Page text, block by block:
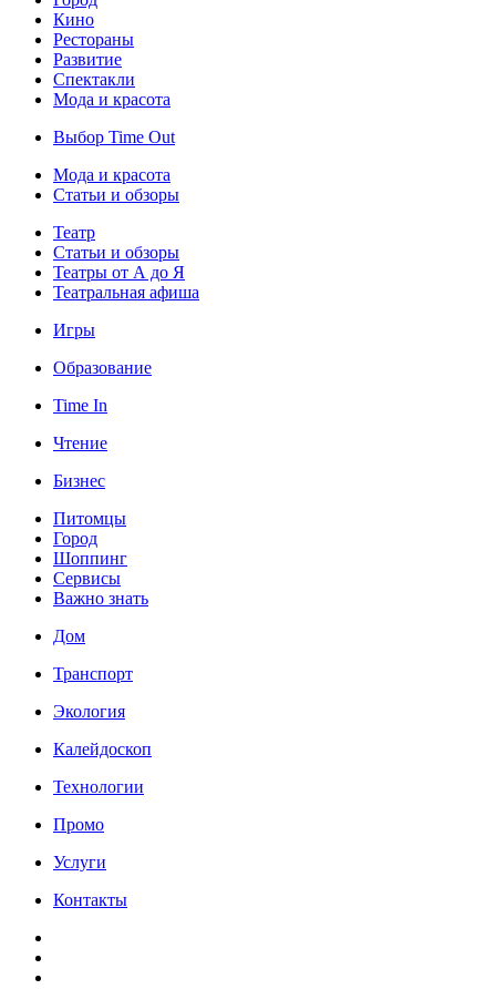
Кино
Рестораны
Развитие
Спектакли
Мода и красота
Выбор Time Out
Мода и красота
Статьи и обзоры
Театр
Статьи и обзоры
Театры от А до Я
Театральная афиша
Игры
Образование
Time In
Чтение
Бизнес
Питомцы
Город
Шоппинг
Сервисы
Важно знать
Дом
Транспорт
Экология
Калейдоскоп
Технологии
Промо
Услуги
Контакты